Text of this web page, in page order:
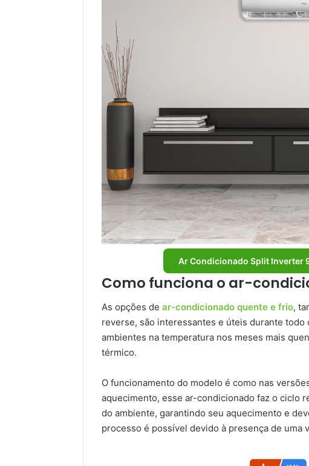
Ar Condicionado Split Inverter
Como funciona o ar-
As opções de ar-condicionado quente e frio,
reverse, são interessantes e úteis durante todo
ambientes na temperatura nos meses mais
térmico.
O funcionamento do modelo é como nas
aquecimento, esse ar-condicionado faz o ciclo
do ambiente, garantindo seu aquecimento e
processo é possível devido à presença de uma